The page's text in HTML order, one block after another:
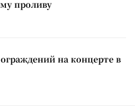
проливу
на концерте в